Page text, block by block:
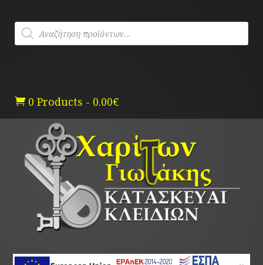
content
Products
search
 0 Products - 0.00€